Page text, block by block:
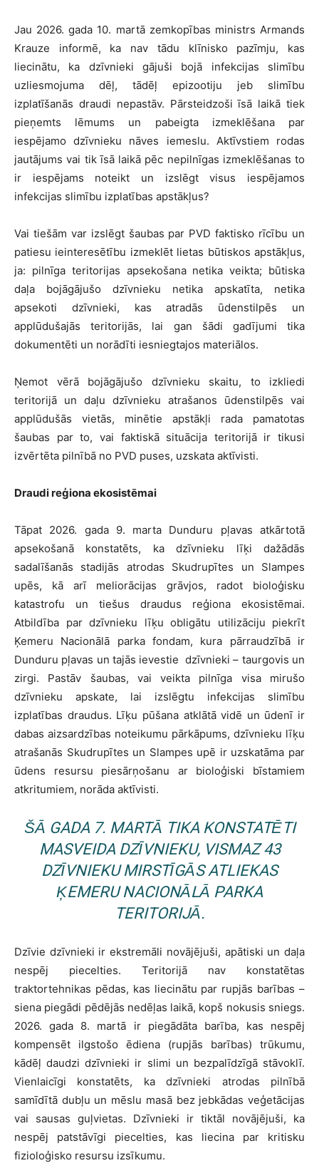
Jau 2026. gada 10. martā zemkopības ministrs Armands
Krauze informē, ka nav tādu klīnisko pazīmju, kas
liecinātu, ka dzīvnieki gājuši bojā infekcijas slimību
uzliesmojuma dēļ, tādēļ epizootiju jeb slimību
izplatīšanās draudi nepastāv. Pārsteidzoši īsā laikā tiek
pieņemts lēmums un pabeigta izmeklēšana par
iespējamo dzīvnieku nāves iemeslu. Aktīvstiem rodas
jautājums vai tik īsā laikā pēc nepilnīgas izmeklēšanas to
ir iespējams noteikt un izslēgt visus iespējamos
infekcijas slimību izplatības apstākļus?
Vai tiešām var izslēgt šaubas par PVD faktisko rīcību un
patiesu ieinteresētību izmeklēt lietas būtiskos apstākļus,
ja: pilnīga teritorijas apsekošana netika veikta; būtiska
daļa bojāgājušo dzīvnieku netika apskatīta, netika
apsekoti dzīvnieki, kas atradās ūdenstilpēs un
applūdušajās teritorijās, lai gan šādi gadījumi tika
dokumentēti un norādīti iesniegtajos materiālos.
Ņemot vērā bojāgājušo dzīvnieku skaitu, to izkliedi
teritorijā un daļu dzīvnieku atrašanos ūdenstilpēs vai
applūdušās vietās, minētie apstākļi rada pamatotas
šaubas par to, vai faktiskā situācija teritorijā ir tikusi
izvērtēta pilnībā no PVD puses, uzskata aktīvisti.
Draudi reģiona ekosistēmai
Tāpat 2026. gada 9. marta Dunduru pļavas atkārtotā
apsekošanā konstatēts, ka dzīvnieku līķi dažādās
sadalīšanās stadijās atrodas Skudrupītes un Slampes
upēs, kā arī meliorācijas grāvjos, radot bioloģisku
katastrofu un tiešus draudus reģiona ekosistēmai.
Atbildība par dzīvnieku līķu obligātu utilizāciju piekrīt
Ķemeru Nacionālā parka fondam, kura pārraudzībā ir
Dunduru pļavas un tajās ievestie dzīvnieki – taurgovis un
zirgi. Pastāv šaubas, vai veikta pilnīga visa mirušo
dzīvnieku apskate, lai izslēgtu infekcijas slimību
izplatības draudus. Līķu pūšana atklātā vidē un ūdenī ir
dabas aizsardzības noteikumu pārkāpums, dzīvnieku līķu
atrašanās Skudrupītes un Slampes upē ir uzskatāma par
ūdens resursu piesārņošanu ar bioloģiski bīstamiem
atkritumiem, norāda aktīvisti.
ŠĀ GADA 7. MARTĀ TIKA KONSTATĒTI
MASVEIDA DZĪVNIEKU, VISMAZ 43
DZĪVNIEKU MIRSTĪGĀS ATLIEKAS
ĶEMERU NACIONĀLĀ PARKA
TERITORIJĀ.
Dzīvie dzīvnieki ir ekstremāli novājējuši, apātiski un daļa
nespēj piecelties. Teritorijā nav konstatētas
traktortehnikas pēdas, kas liecinātu par rupjās barības –
siena piegādi pēdējās nedēļas laikā, kopš nokusis sniegs.
2026. gada 8. martā ir piegādāta barība, kas nespēj
kompensēt ilgstošo ēdiena (rupjās barības) trūkumu,
kādēļ daudzi dzīvnieki ir slimi un bezpalīdzīgā stāvoklī.
Vienlaicīgi konstatēts, ka dzīvnieki atrodas pilnībā
samīdītā dubļu un mēslu masā bez jebkādas veģetācijas
vai sausas guļvietas. Dzīvnieki ir tiktāl novājējuši, ka
nespēj patstāvīgi piecelties, kas liecina par kritisku
fizioloģisko resursu izsīkumu.